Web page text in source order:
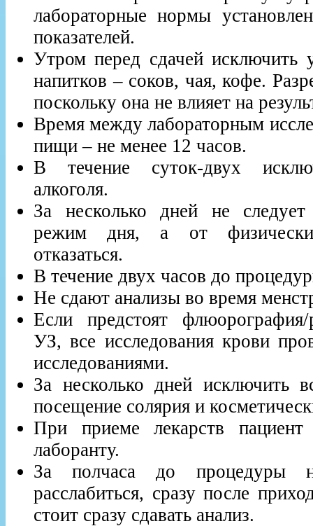
лабораторные нормы
показателей.
Утром перед сдачей исключить
напитков – соков, чая, кофе.
поскольку она не влияет на
Время между лабораторным
пищи – не менее 12 часов.
В течение суток-двух
алкоголя.
За несколько дней не
режим дня, а от
отказаться.
В течение двух часов до
Не сдают анализы во время
Если предстоят флюорография/
УЗ, все исследования крови
исследованиями.
За несколько дней исключить
посещение солярия и
При приеме лекарств
лаборанту.
За полчаса до процедуры
расслабиться, сразу после
стоит сразу сдавать анализ.